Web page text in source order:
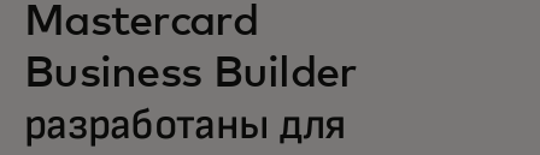
Mastercard
Business Builder
разработаны для